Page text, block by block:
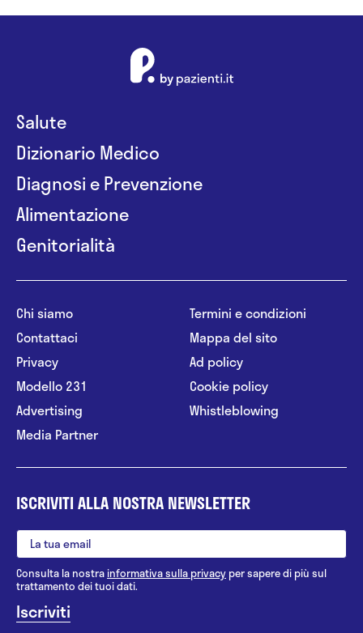
Salute
Dizionario Medico
Diagnosi e Prevenzione
Alimentazione
Genitorialità
Chi siamo
Contattaci
Privacy
Modello 231
Advertising
Media Partner
Termini e condizioni
Mappa del sito
Ad policy
Cookie policy
Whistleblowing
ISCRIVITI ALLA NOSTRA NEWSLETTER
Consulta la nostrainformativa sulla privacy per sapere di più sul
trattamento dei tuoi dati.